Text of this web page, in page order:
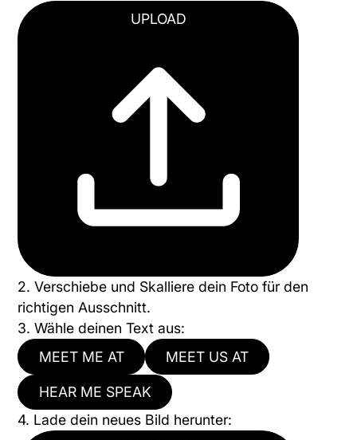
UPLOAD
2. Verschiebe und Skalliere dein Foto für den
richtigen Ausschnitt.
3. Wähle deinen Text aus:
MEET ME AT
MEET US AT
HEAR ME SPEAK
4. Lade dein neues Bild herunter: